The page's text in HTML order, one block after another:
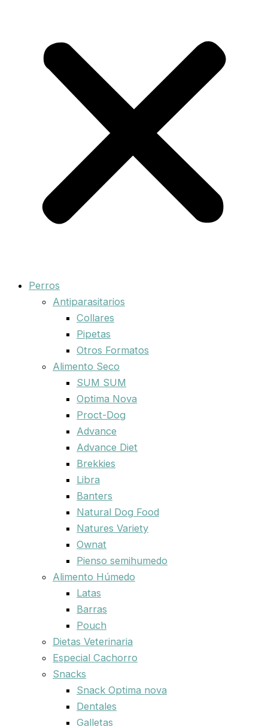
Perros
Antiparasitarios
Collares
Pipetas
Otros Formatos
Alimento Seco
SUM SUM
Optima Nova
Proct-Dog
Advance
Advance Diet
Brekkies
Libra
Banters
Natural Dog Food
Natures Variety
Ownat
Pienso semihumedo
Alimento Húmedo
Latas
Barras
Pouch
Dietas Veterinaria
Especial Cachorro
Snacks
Snack Optima nova
Dentales
Galletas